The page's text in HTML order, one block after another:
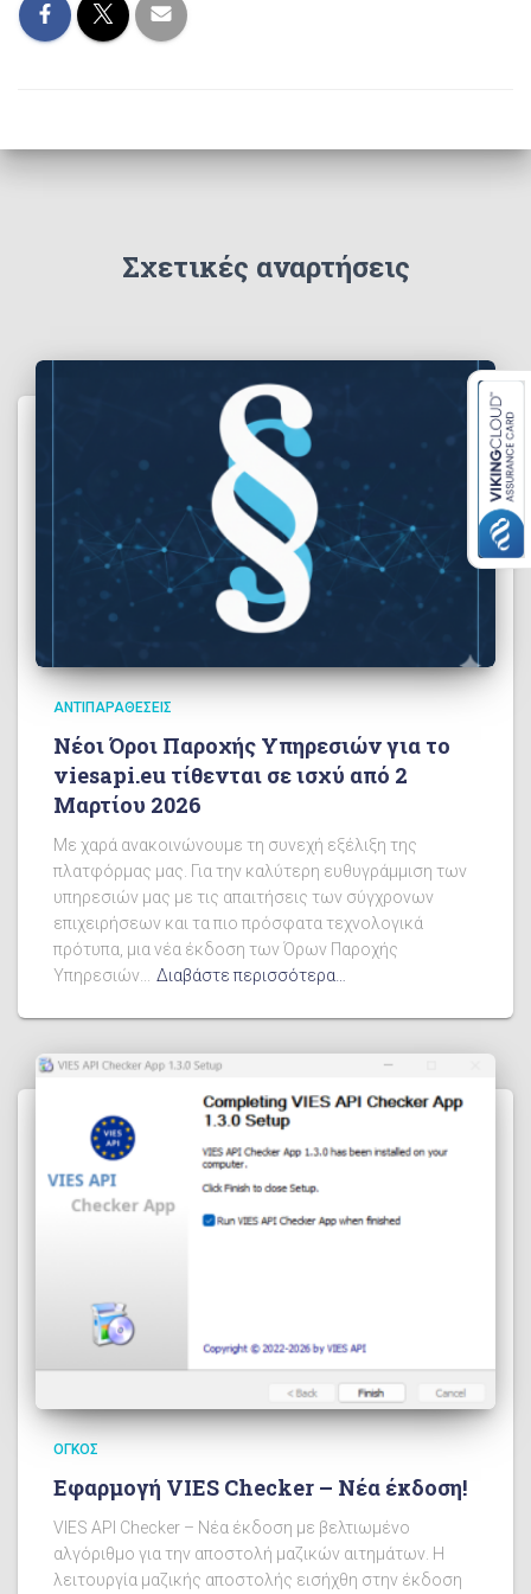
Σχετικές αναρτήσεις
ΑΝΤΙΠΑΡΑΘΈΣΕΙΣ
Νέοι Όροι Παροχής Υπηρεσιών για το
viesapi.eu τίθενται σε ισχύ από 2
Μαρτίου 2026
Με χαρά ανακοινώνουμε τη συνεχή εξέλιξη της
πλατφόρμας μας. Για την καλύτερη ευθυγράμμιση των
υπηρεσιών μας με τις απαιτήσεις των σύγχρονων
επιχειρήσεων και τα πιο πρόσφατα τεχνολογικά
πρότυπα, μια νέα έκδοση των Όρων Παροχής
Υπηρεσιών...
Διαβάστε περισσότερα…
ΌΓΚΟΣ
Εφαρμογή VIES Checker – Νέα έκδοση!
VIES API Checker – Νέα έκδοση με βελτιωμένο
αλγόριθμο για την αποστολή μαζικών αιτημάτων. Η
λειτουργία μαζικής αποστολής εισήχθη στην έκδοση